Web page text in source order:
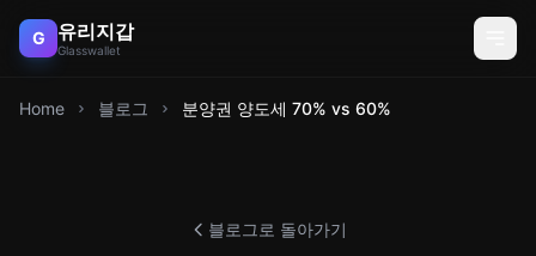
G 유리지갑
Glasswallet
Home 블로그 분양권 양도세 70% vs 60%
블로그로 돌아가기